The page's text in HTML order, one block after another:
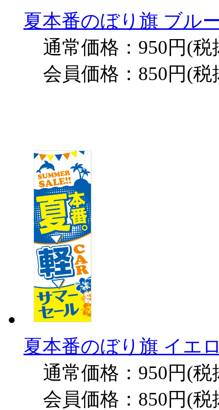
夏本番のぼり旗 ブル
通常価格：950円(税
会員価格：850円(税
夏本番のぼり旗 イエ
通常価格：950円(税
会員価格：850円(税